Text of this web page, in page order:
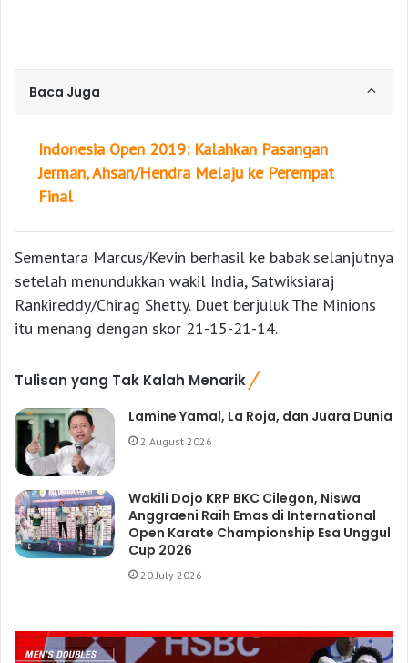
Baca Juga
Indonesia Open 2019: Kalahkan Pasangan
Jerman, Ahsan/Hendra Melaju ke Perempat
Final
Sementara Marcus/Kevin berhasil ke babak selanjutnya
setelah menundukkan wakil India, Satwiksiaraj
Rankireddy/Chirag Shetty. Duet berjuluk The Minions
itu menang dengan skor 21-15-21-14.
Tulisan yang Tak Kalah Menarik
Lamine Yamal, La Roja, dan Juara Dunia
2 August 2026
Wakili Dojo KRP BKC Cilegon, Niswa
Anggraeni Raih Emas di International
Open Karate Championship Esa Unggul
Cup 2026
20 July 2026